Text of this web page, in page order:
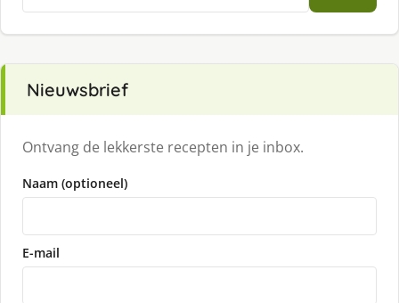
Nieuwsbrief
Ontvang de lekkerste recepten in je inbox.
Naam (optioneel)
E-mail